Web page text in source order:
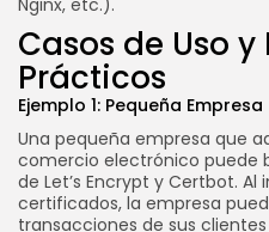
Nginx, etc.).
Casos de Uso
Prácticos
Ejemplo 1: Pequeña Empresa
Una pequeña empresa que
comercio electrónico puede
de Let’s Encrypt y Certbot.
certificados, la empresa
transacciones de sus